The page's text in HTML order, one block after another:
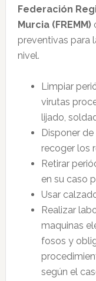
Federación
Murcia (FREMM)
preventivas para
nivel.
Limpiar
virutas
lijado,
Disponer
recoger los
Retirar
en su caso
Usar
Realizar
maquinas
fosos y
según el